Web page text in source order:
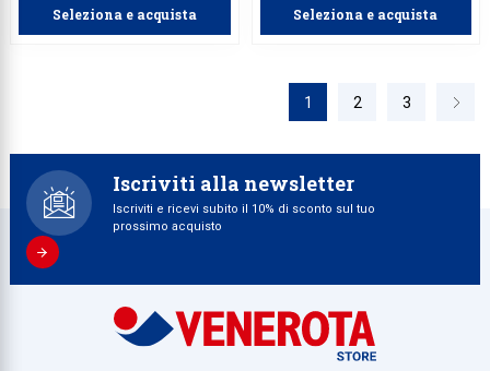
Seleziona e acquista Seleziona e acquista
1 2 3
Iscriviti alla newsletter
Iscriviti e ricevi subito il 10% di sconto sul tuo
prossimo acquisto